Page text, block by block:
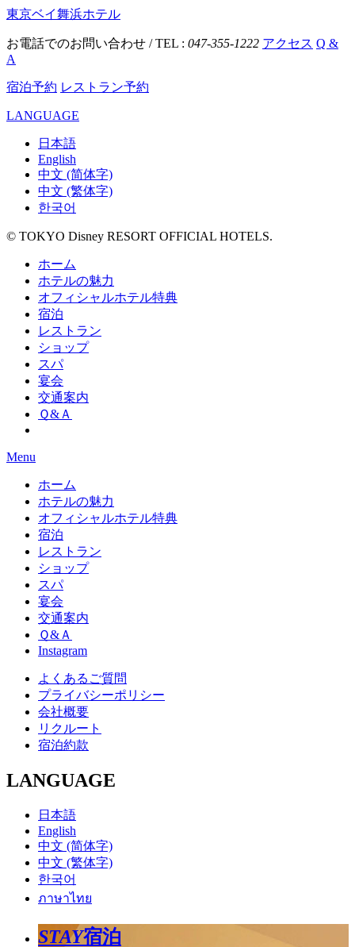
東京ベイ舞浜ホテル
お電話でのお問い合わせ / TEL : 047-355-1222 アクセス Q &
A
宿泊予約 レストラン予約
LANGUAGE
日本語
English
中文 (简体字)
中文 (繁体字)
한국어
© TOKYO Disney RESORT OFFICIAL HOTELS.
ホーム
ホテルの魅力
オフィシャルホテル特典
宿泊
レストラン
ショップ
スパ
宴会
交通案内
Ｑ&Ａ
Menu
ホーム
ホテルの魅力
オフィシャルホテル特典
宿泊
レストラン
ショップ
スパ
宴会
交通案内
Ｑ&Ａ
Instagram
よくあるご質問
プライバシーポリシー
会社概要
リクルート
宿泊約款
LANGUAGE
日本語
English
中文 (简体字)
中文 (繁体字)
한국어
ภาษาไทย
STAY宿泊